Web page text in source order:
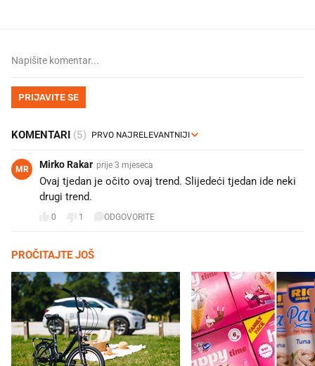
PRIJAVITE SE
KOMENTARI (5)
MR Mirko Rakar prije 3 mjeseca
Ovaj tjedan je očito ovaj trend. Slijedeći tjedan ide neki
drugi trend.
0 1 ODGOVORITE
PROČITAJTE JOŠ